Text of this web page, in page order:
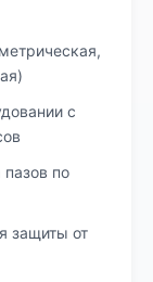
с
по
защиты от